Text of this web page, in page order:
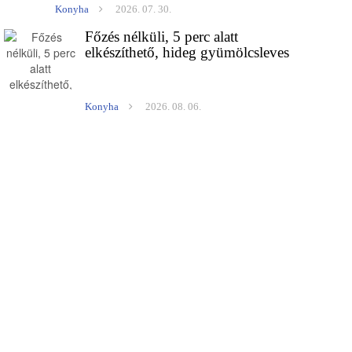
Konyha 2026. 07. 30.
Főzés nélküli, 5 perc alatt
elkészíthető, hideg gyümölcsleves
Konyha 2026. 08. 06.